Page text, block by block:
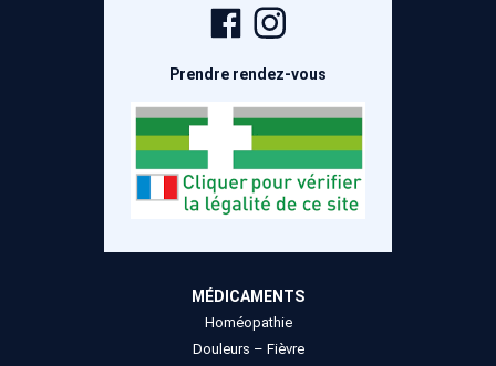
Page
Facebook
Prendre rendez-vous
MÉDICAMENTS
Homéopathie
Douleurs – Fièvre